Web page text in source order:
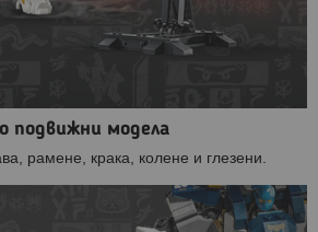
подвижни модела
рамене, крака, колене и глезени.